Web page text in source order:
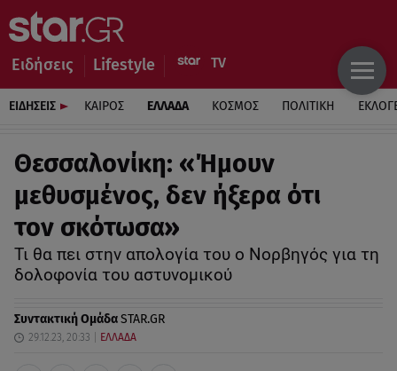
Ειδήσεις Lifestyle
ΕΙΔΗΣΕΙΣ ΚΑΙΡΟΣ ΕΛΛΑΔΑ ΚΟΣΜΟΣ ΠΟΛΙΤΙΚΗ
Θεσσαλονίκη: «Ήμουν
μεθυσμένος, δεν ήξερα ότι
τον σκότωσα»
Τι θα πει στην απολογία του ο Νορβηγός για τη
δολοφονία του αστυνομικού
Συντακτική ΟμάδαSTAR.GR
29.12.23, 20:33 ΕΛΛΑΔΑ